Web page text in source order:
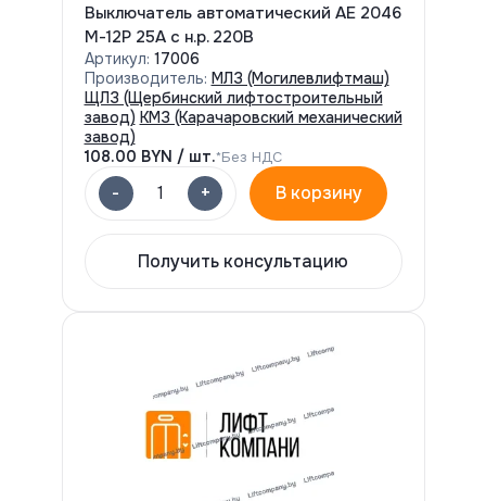
Выключатель автоматический АЕ 2046
М-12Р 25А с н.р. 220В
Артикул: 17006
Производитель: МЛЗ (Могилевлифтмаш)
ЩЛЗ (Щербинский лифтостроительный
завод) КМЗ (Карачаровский механический
завод)
108.00 BYN / шт.*Без НДС
- 1 + В корзину
Получить консультацию